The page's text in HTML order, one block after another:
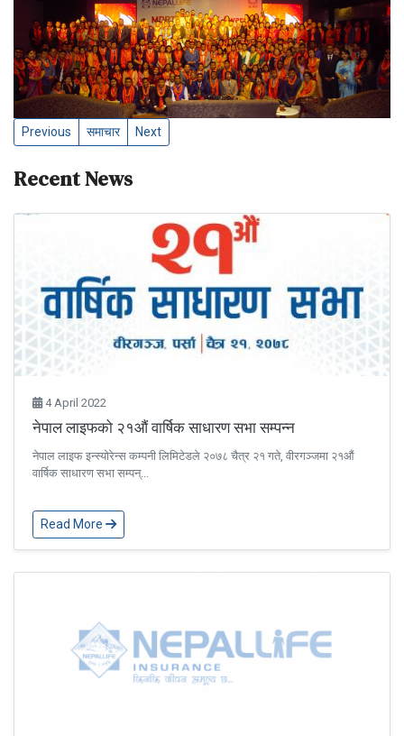
Previous समाचार Next
Recent News
4 April 2022
नेपाल लाइफको २१औं वार्षिक साधारण सभा सम्पन्न
नेपाल लाइफ इन्स्योरेन्स कम्पनी लिमिटेडले २०७८ चैत्र २१ गते, वीरगञ्जमा २१औं
वार्षिक साधारण सभा सम्पन्...
Read More